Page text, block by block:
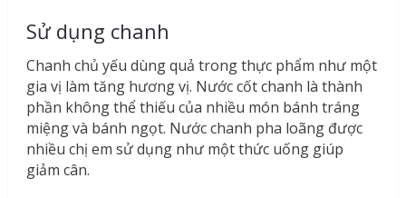
Sử dụng chanh
Chanh chủ yếu dùng quả trong thực phẩm như một
gia vị làm tăng hương vị. Nước cốt chanh là thành
phần không thể thiếu của nhiều món bánh tráng
miệng và bánh ngọt. Nước chanh pha loãng được
nhiều chị em sử dụng như một thức uống giúp
giảm cân.